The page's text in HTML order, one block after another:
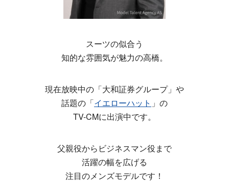
スーツの似合う
知的な雰囲気が魅力の高橋。
現在放映中の「大和証券グループ」や
話題の「イエローハット 」の
TV-CMに出演中です。
父親役からビジネスマン役まで
活躍の幅を広げる
注目のメンズモデルです！